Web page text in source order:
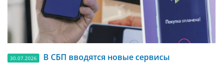
30.07.2026 В СБП вводятся новые сервисы